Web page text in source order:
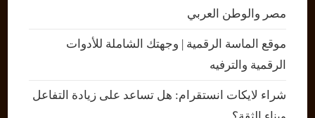
مصر والوطن العربي
موقع الماسة الرقمية | وجهتك الشاملة للأدوات
الرقمية والترفيه
شراء لايكات انستقرام: هل تساعد على زيادة التفاعل